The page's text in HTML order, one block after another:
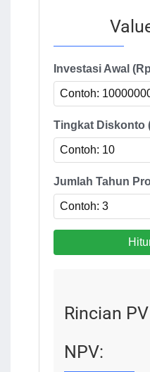
Investasi Awal
Tingkat Diskonto
Jumlah Tahun
Rincian
NPV: